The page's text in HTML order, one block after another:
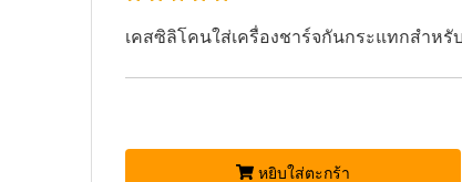
เคสซิลิโคนใส่เครื่องชาร์จกันกระแทกสำหรับ
หยิบใส่ตะกร้า